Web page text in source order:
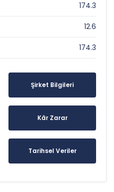
174.3
12.6
174.3
Şirket Bilgileri
Kâr Zarar
Tarihsel Veriler